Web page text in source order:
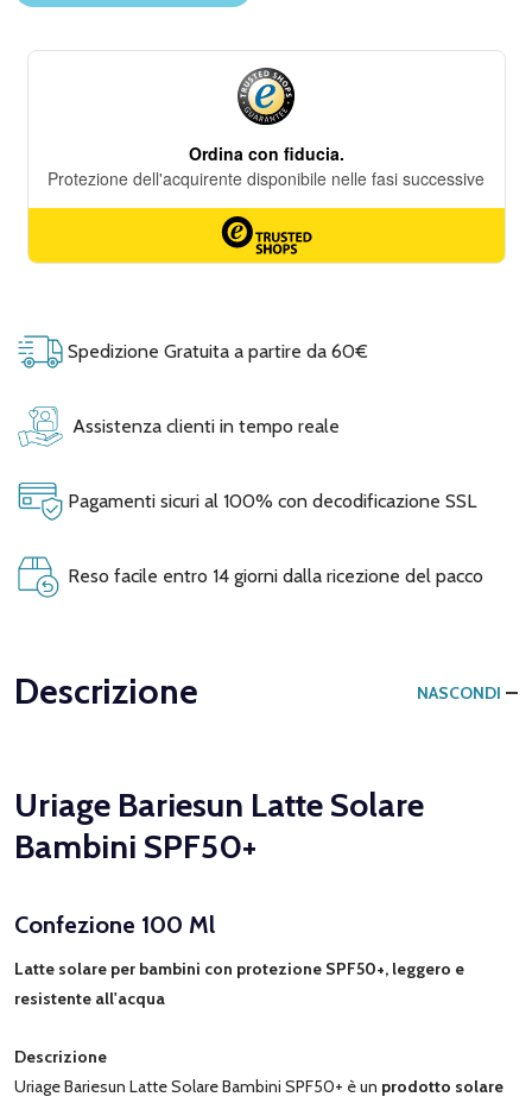
Spedizione Gratuita a partire da 60€
Assistenza clienti in tempo reale
Pagamenti sicuri al 100% con decodificazione SSL
Reso facile entro 14 giorni dalla ricezione del pacco
Descrizione NASCONDI
Uriage Bariesun Latte Solare
Bambini SPF50+
Confezione 100 Ml
Latte solare per bambini con protezione SPF50+, leggero e
resistente all'acqua
Descrizione
Uriage Bariesun Latte Solare Bambini SPF50+ è un prodotto solare